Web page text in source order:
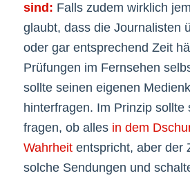
sind: Falls zudem wirklich
glaubt, dass die Journalisten
oder gar entsprechend Zeit
Prüfungen im Fernsehen
sollte seinen eigenen
hinterfragen. Im Prinzip sollte
fragen, ob alles in dem
Wahrheitentspricht, aber der
solche Sendungen und